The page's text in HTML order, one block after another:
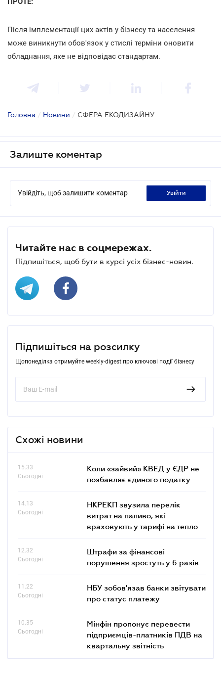
Після імплементації цих актів у бізнесу та населення
може виникнути обов'язок у стислі терміни оновити
обладнання, яке не відповідає стандартам.
Головна / Новини / СФЕРА ЕКОДИЗАЙНУ
Залиште коментар
Увійдіть, щоб залишити коментар увійти
Читайте нас в соцмережах.
Підпишіться, щоб бути в курсі усіх бізнес-новин.
Підпишіться на розсилку
Щопонеділка отримуйте weekly-digest про ключові події бізнесу
Схожі новини
15.33
Сьогодні
Коли «зайвий» КВЕД у ЄДР не
позбавляє єдиного податку
14.13
Сьогодні
НКРЕКП звузила перелік
витрат на паливо, які
враховують у тарифі на тепло
12.32
Сьогодні
Штрафи за фінансові
порушення зростуть у 6 разів
11.22
Сьогодні
НБУ зобов'язав банки звітувати
про статус платежу
10.35
Сьогодні
Мінфін пропонує перевести
підприємців-платників ПДВ на
квартальну звітність